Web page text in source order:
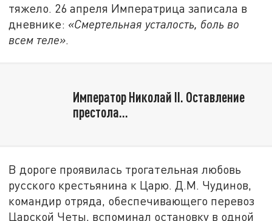
тяжело. 26 апреля Императрица записала в
дневнике: «Смертельная усталость, боль во
всем теле».
Император Николай II. Оставление
престола...
В дороге проявилась трогательная любовь
русского крестьянина к Царю. Д.М. Чудинов,
командир отряда, обеспечивающего перевоз
Царской Четы, вспоминал остановку в одной